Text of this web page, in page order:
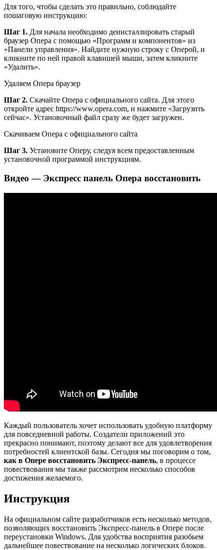
Для того, чтобы сделать это правильно, соблюдайте
пошаговую инструкцию:
Шаг 1. Для начала необходимо деинсталлировать старый
браузер Опера с помощью «Программ и компонентов» из
«Панели управления». Найдите нужную строку с Оперой, и
кликните по ней правой клавишей мыши, затем кликните
«Удалить».
Удаляем Опера браузер
Шаг 2. Скачайте Опера с официального сайта. Для этого
откройте адрес https://www.opera.com, и нажмите «Загрузить
сейчас». Установочный файл сразу же будет загружен.
Скачиваем Опера с официального сайта
Шаг 3. Установите Оперу, следуя всем предоставленным
установочной программой инструкциям.
Видео — Экспресс панель Опера восстановить
Каждый пользователь хочет использовать удобную платформу
для повседневной работы. Создатели приложений это
прекрасно понимают, поэтому делают все для удовлетворения
потребностей клиентской базы. Сегодня мы поговорим о том,
как в Опере восстановить Экспресс-панель, в процессе
повествования мы также рассмотрим несколько способов
достижения желаемого.
Инструкция
На официальном сайте разработчиков есть несколько методов,
позволяющих восстановить Экспресс-панель в Опере после
переустановки Windows. Для удобства восприятия разобьем
дальнейшее повествование на несколько логических блоков.